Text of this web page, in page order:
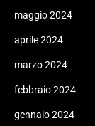
maggio 2024
aprile 2024
marzo 2024
febbraio 2024
gennaio 2024